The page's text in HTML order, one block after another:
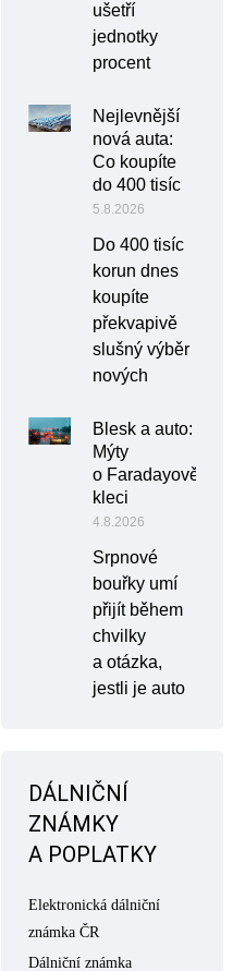
ušetří
jednotky
procent
Nejlevnější
nová auta:
Co koupíte
do 400 tisíc
5.8.2026
Do 400 tisíc
korun dnes
koupíte
překvapivě
slušný výběr
nových
Blesk a auto:
Mýty
o Faradayově
kleci
4.8.2026
Srpnové
bouřky umí
přijít během
chvilky
a otázka,
jestli je auto
DÁLNIČNÍ
ZNÁMKY
A POPLATKY
Elektronická dálniční
známka ČR
Dálniční známka